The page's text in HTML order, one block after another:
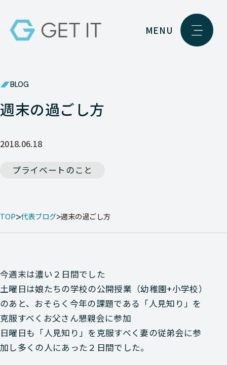
MENU
BLOG
週末の過ごし方
2018.06.18
プライベートのこと
TOP 代表ブログ 週末の過ごし方
今週末は濃い２日間でした
土曜日は娘たちの学校の公開授業（幼稚園+小学校）
のあと、おそらく今年の課題である「人見知り」を
克服すべくお父さん懇親会に参加
日曜日も「人見知り」を克服すべく妻の従弟会に参
加し多くの人にあった２日間でした。